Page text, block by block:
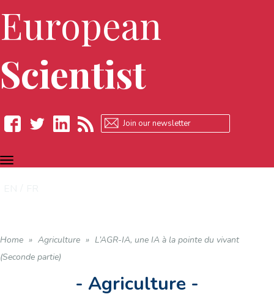
European
Scientist
Facebook
TOGGLE
NAVIGATION
Home » Agriculture » L’AGR-IA, une IA à la pointe du vivant
(Seconde partie)
- Agriculture -